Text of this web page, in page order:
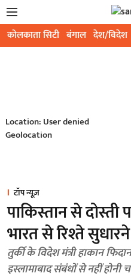
कोलकाता सिटी बंगाल देश/विदेश
Location: User denied
Geolocation
टॉप न्यूज़
पाकिस्तान से दोस्ती
भारत से रिश्ते
तुर्की के विदेश मंत्री हाकान
इस्लामाबाद संबंधों से नहीं होनी